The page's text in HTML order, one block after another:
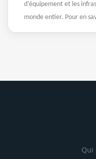
d’équipement et les
monde entier. Pour en
Qui